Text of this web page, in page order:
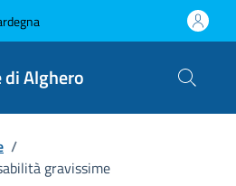
di Alghero
/
gravissime